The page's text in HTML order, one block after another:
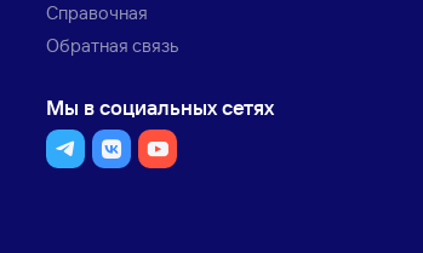
Справочная
Обратная связь
Мы в социальных сетях